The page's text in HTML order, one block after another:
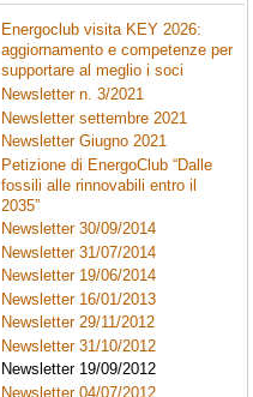
Energoclub visita KEY 2026:
aggiornamento e competenze per
supportare al meglio i soci
Newsletter n. 3/2021
Newsletter settembre 2021
Newsletter Giugno 2021
Petizione di EnergoClub “Dalle
fossili alle rinnovabili entro il
2035”
Newsletter 30/09/2014
Newsletter 31/07/2014
Newsletter 19/06/2014
Newsletter 16/01/2013
Newsletter 29/11/2012
Newsletter 31/10/2012
Newsletter 19/09/2012
Newsletter 04/07/2012